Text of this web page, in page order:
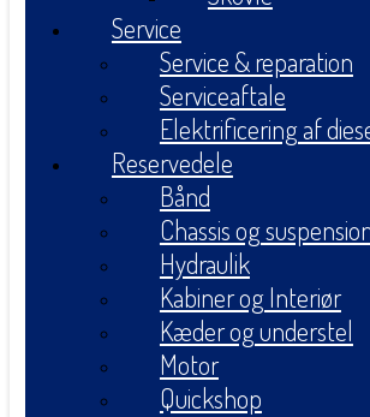
Service
Service & reparation
Serviceaftale
Elektrificering af
Reservedele
Bånd
Chassis og
Hydraulik
Kabiner og Interiør
Kæder og understel
Motor
Quickshop